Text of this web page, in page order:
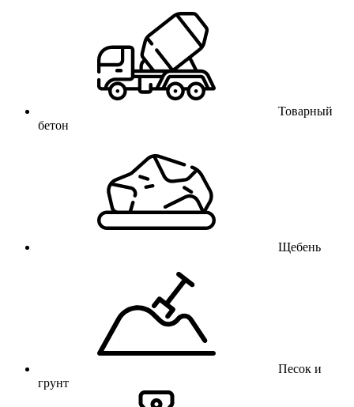
Товарный
бетон
Щебень
Песок и
грунт